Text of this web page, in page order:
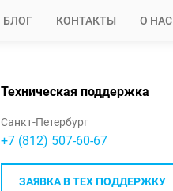
БЛОГ КОНТАКТЫ О НАС
Техническая поддержка
Санкт-Петербург
+7 (812) 507-60-67
ЗАЯВКА В ТЕХ ПОДДЕРЖКУ